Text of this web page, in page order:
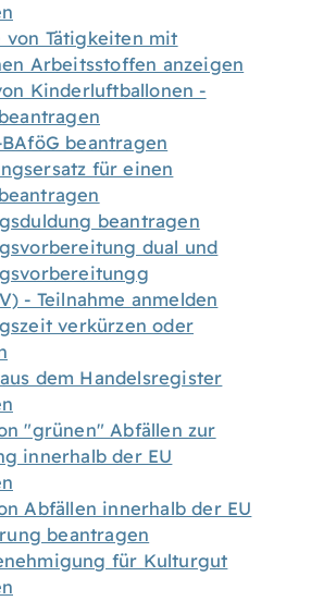
von Tätigkeiten mit
Arbeitsstoffen anzeigen
Kinderluftballonen -
beantragen
für einen
beantragen
dual und
- Teilnahme anmelden
verkürzen oder
dem Handelsregister
"grünen" Abfällen zur
innerhalb der EU
Abfällen innerhalb der EU
beantragen
für Kulturgut